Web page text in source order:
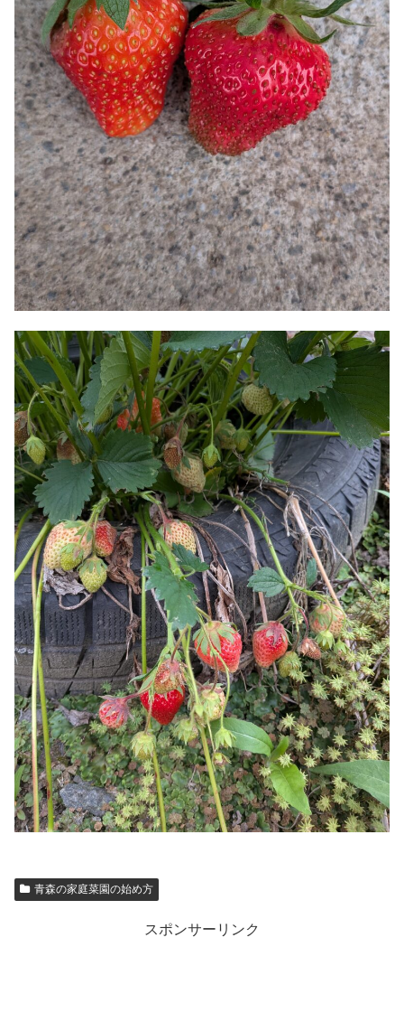
青森の家庭菜園の始め方
スポンサーリンク